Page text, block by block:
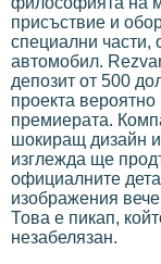
присъствие и
специални части,
автомобил.
депозит от 500
проекта
премиерата.
шокиращ дизайн
изглежда ще
официалните
изображения
Това е пикап,
незабелязан.